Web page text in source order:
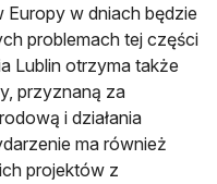
w dniach będzie
problemach tej części
Lublin otrzyma także
przyznaną za
i działania
ma również
projektów z